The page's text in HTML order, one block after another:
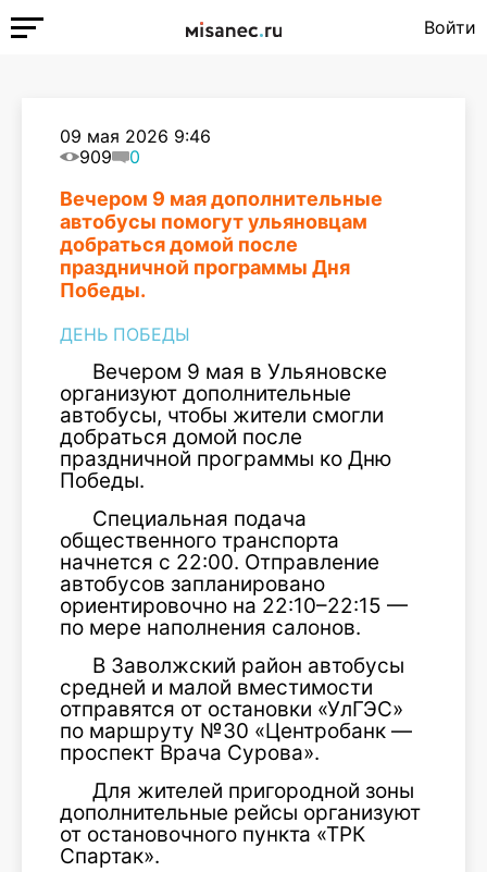
Войти
09 мая 2026 9:46
909
0
Вечером 9 мая дополнительные
автобусы помогут ульяновцам
добраться домой после
праздничной программы Дня
Победы.
ДЕНЬ ПОБЕДЫ
Вечером 9 мая в Ульяновске
организуют дополнительные
автобусы, чтобы жители смогли
добраться домой после
праздничной программы ко Дню
Победы.
Специальная подача
общественного транспорта
начнется с 22:00. Отправление
автобусов запланировано
ориентировочно на 22:10–22:15 —
по мере наполнения салонов.
В Заволжский район автобусы
средней и малой вместимости
отправятся от остановки «УлГЭС»
по маршруту №30 «Центробанк —
проспект Врача Сурова».
Для жителей пригородной зоны
дополнительные рейсы организуют
от остановочного пункта «ТРК
Спартак».